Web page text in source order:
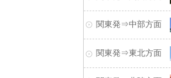
関東発⇒中部方面
関東発⇒東北方面